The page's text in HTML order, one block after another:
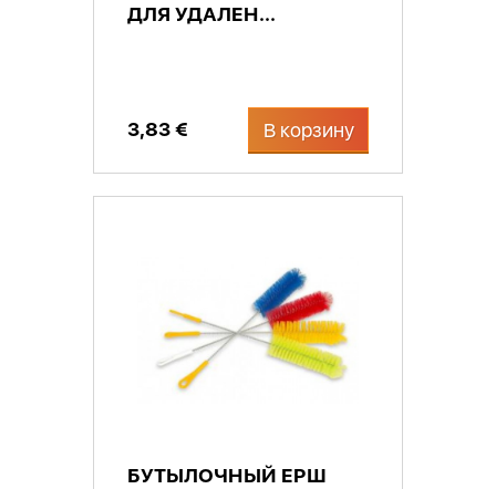
ДЛЯ УДАЛЕН...
3,83 € В корзину
БУТЫЛОЧНЫЙ ЕРШ